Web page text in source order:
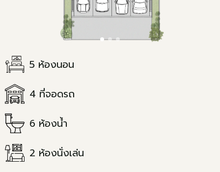
5 ห้องนอน
4 ที่จอดรถ
6 ห้องน้ำ
2 ห้องนั่งเล่น